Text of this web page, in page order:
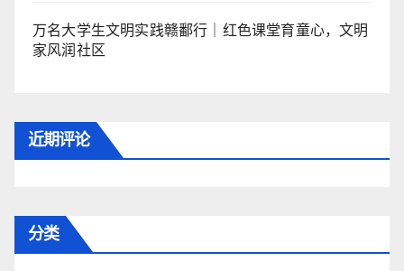
万名大学生文明实践赣鄱行｜红色课堂育童心，文明
家风润社区
近期评论
分类